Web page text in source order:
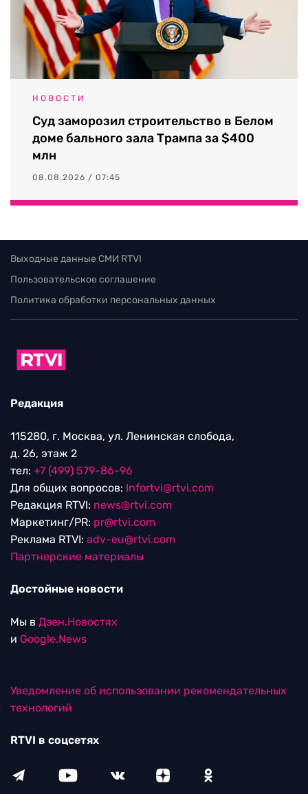
НОВОСТИ
Суд заморозил строительство в Белом
доме бального зала Трампа за $400
млн
08.08.2026 / 07:45
Выходные данные СМИ RTVI
Пользовательское соглашение
Политика обработки персональных данных
Редакция
115280, г. Москва, ул. Ленинская слобода,
д. 26, этаж 2
тел: +7 (499) 579-86-96
Для общих вопросов: Infortvi@rtvi.com
Редакция RTVI: news@rtvi.com
Маркетинг/PR: pr@rtvi.com
Реклама RTVI: adv-eu@rtvi.com
Партнерские материалы
Достойные новости
Мы в Дзен.Новостях
и Google.News
Уведомление об использовании рекомендательных
технологий
RTVI в соцсетях